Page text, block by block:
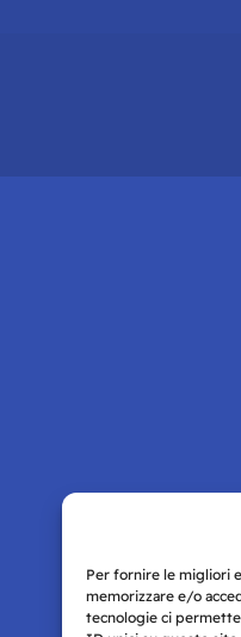
Per fornire le migliori
memorizzare e/o
tecnologie ci